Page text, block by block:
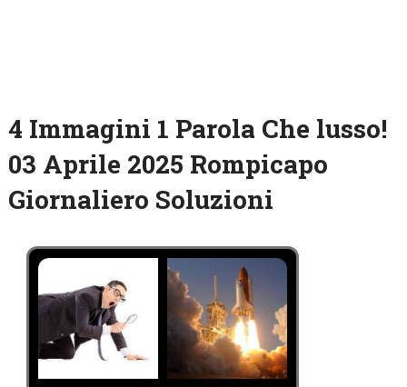
4 Immagini 1 Parola Che lusso!
03 Aprile 2025 Rompicapo
Giornaliero Soluzioni